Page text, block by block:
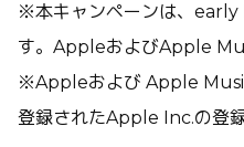
※本キャンペーンは、
す。AppleおよびApple
※Appleおよび Apple
登録されたApple Inc.の登録